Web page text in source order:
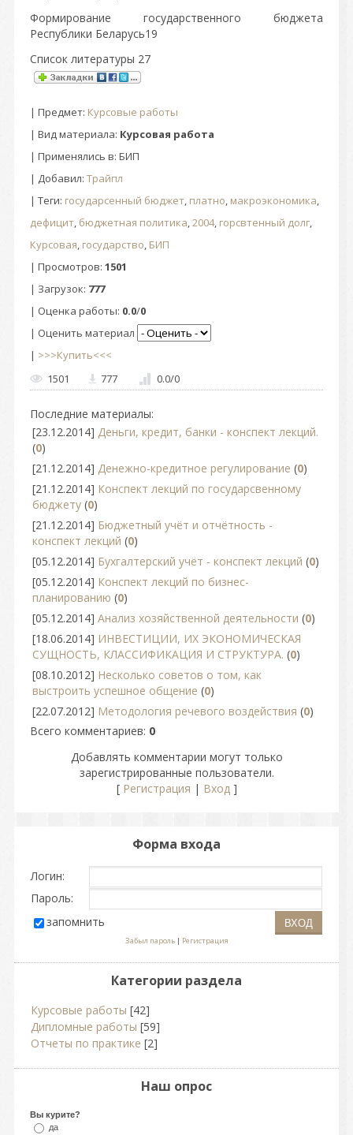
Формирование государственного бюджета
Республики Беларусь19
Список литературы 27
| Предмет: Курсовые работы
| Вид материала: Курсовая работа
| Применялись в: БИП
| Добавил: Трайпл
| Теги: государсенный бюджет, платно, макроэкономика,
дефицит, бюджетная политика,2004, горсвтенный долг,
Курсовая, государство, БИП
| Просмотров: 1501
| Загрузок: 777
| Оценка работы: 0.0/0
| Оценить материал
| >>>Купить<<<
1501
777 0.0/0
Последние материалы:
[23.12.2014] Деньги, кредит, банки - конспект лекций.
(0)
[21.12.2014] Денежно-кредитное регулирование (0)
[21.12.2014] Конспект лекций по государсвенному
бюджету (0)
[21.12.2014] Бюджетный учёт и отчётность -
конспект лекций (0)
[05.12.2014] Бухгалтерский учёт - конспект лекций (0)
[05.12.2014] Конспект лекций по бизнес-
планированию (0)
[05.12.2014] Анализ хозяйственной деятельности (0)
[18.06.2014] ИНВЕСТИЦИИ, ИХ ЭКОНОМИЧЕСКАЯ
СУЩНОСТЬ, КЛАССИФИКАЦИЯ И СТРУКТУРА. (0)
[08.10.2012] Несколько советов о том, как
выстроить успешное общение (0)
[22.07.2012] Методология речевого воздействия (0)
Всего комментариев: 0
Добавлять комментарии могут только
зарегистрированные пользователи.
[ Регистрация | Вход]
Форма входа
Логин:
Пароль:
запомнить
Забыл пароль| Регистрация
Категории раздела
Курсовые работы [42]
Дипломные работы [59]
Отчеты по практике [2]
Наш опрос
Вы курите?
да